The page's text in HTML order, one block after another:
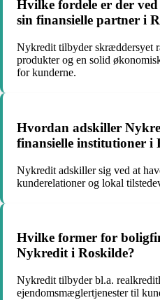
Hvilke fordele er der
sin finansielle partner i
Nykredit tilbyder skræddersyet
produkter og en solid
for kunderne.
Hvordan adskiller
finansielle institutioner i
Nykredit adskiller sig ved at
kunderelationer og lokal
Hvilke former for
Nykredit i Roskilde?
Nykredit tilbyder bl.a.
ejendomsmæglertjenester til